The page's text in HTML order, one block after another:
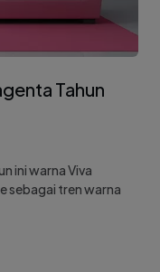
Tahun
ini warna Viva
sebagai tren warna